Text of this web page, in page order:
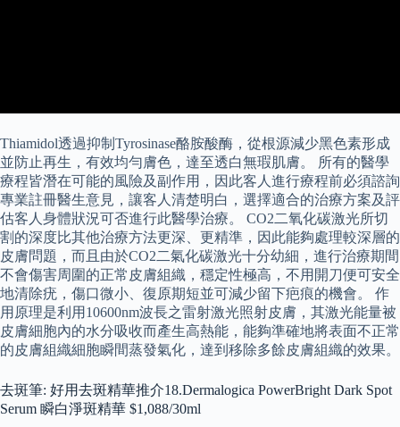
Thiamidol透過抑制Tyrosinase酪胺酸酶，從根源減少黑色素形成
並防止再生，有效均勻膚色，達至透白無瑕肌膚。 所有的醫學
療程皆潛在可能的風險及副作用，因此客人進行療程前必須諮詢
專業註冊醫生意見，讓客人清楚明白，選擇適合的治療方案及評
估客人身體狀況可否進行此醫學治療。 CO2二氧化碳激光所切
割的深度比其他治療方法更深、更精準，因此能夠處理較深層的
皮膚問題，而且由於CO2二氣化碳激光十分幼細，進行治療期間
不會傷害周圍的正常皮膚組織，穩定性極高，不用開刀便可安全
地清除疣，傷口微小、復原期短並可減少留下疤痕的機會。 作
用原理是利用10600nm波長之雷射激光照射皮膚，其激光能量被
皮膚細胞內的水分吸收而產生高熱能，能夠準確地將表面不正常
的皮膚組織細胞瞬間蒸發氣化，達到移除多餘皮膚組織的效果。
去斑筆: 好用去斑精華推介18.Dermalogica PowerBright Dark Spot
Serum 瞬白淨斑精華 $1,088/30ml